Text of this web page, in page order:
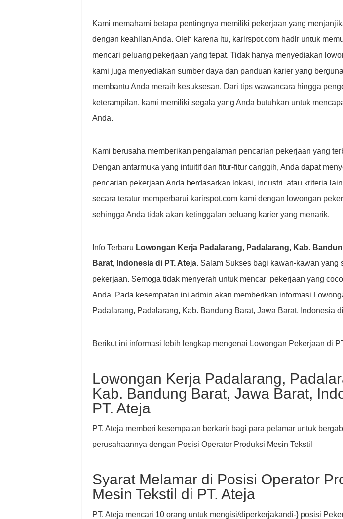
Kami memahami betapa pentingnya memiliki pekerjaan yang
dengan keahlian Anda. Oleh karena itu, karirspot.com hadir untuk
mencari peluang pekerjaan yang tepat. Tidak hanya menyediakan
kami juga menyediakan sumber daya dan panduan karier yang
membantu Anda meraih kesuksesan. Dari tips wawancara hingga
keterampilan, kami memiliki segala yang Anda butuhkan untuk
Anda.
Kami berusaha memberikan pengalaman pencarian pekerjaan yang
Dengan antarmuka yang intuitif dan fitur-fitur canggih, Anda dapat
pencarian pekerjaan Anda berdasarkan lokasi, industri, atau kriteria
secara teratur memperbarui karirspot.com kami dengan lowongan
sehingga Anda tidak akan ketinggalan peluang karier yang menarik.
Info Terbaru Lowongan Kerja Padalarang, Padalarang, Kab.
Barat, Indonesia di PT. Ateja. Salam Sukses bagi kawan-kawan yang
pekerjaan. Semoga tidak menyerah untuk mencari pekerjaan yang
Anda. Pada kesempatan ini admin akan memberikan informasi
Padalarang, Padalarang, Kab. Bandung Barat, Jawa Barat, Indonesia
Berikut ini informasi lebih lengkap mengenai Lowongan Pekerjaan di
Lowongan Kerja Padalarang,
Kab. Bandung Barat, Jawa Barat,
PT. Ateja
PT. Ateja memberi kesempatan berkarir bagi para pelamar untuk
perusahaannya dengan Posisi Operator Produksi Mesin Tekstil
Syarat Melamar di Posisi Operator
Mesin Tekstil di PT. Ateja
PT. Ateja mencari 10 orang untuk mengisi/diperkerjakandi-} posisi